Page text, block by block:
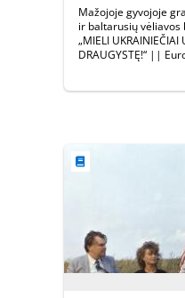
Mažojoje gyvojoje
ir baltarusių vėliavos
„MIELI UKRAINIEČIAI
DRAUGYSTĘ!“ ||